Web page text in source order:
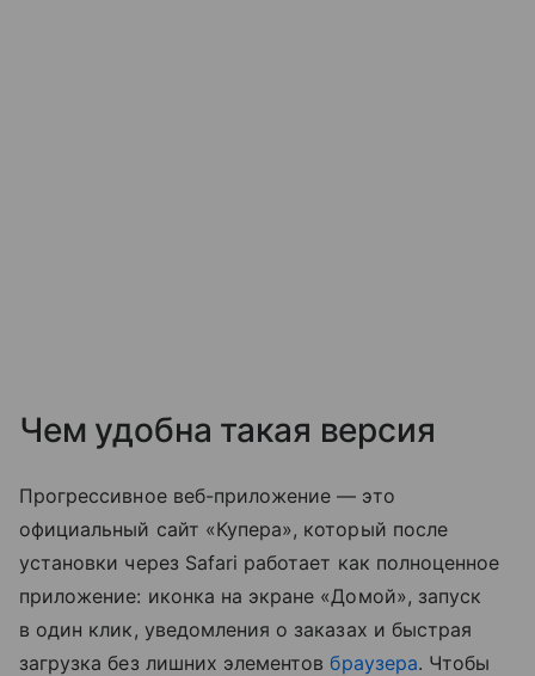
Чем удобна такая версия
Прогрессивное веб-приложение — это
официальный сайт «Купера», который после
установки через Safari работает как полноценное
приложение: иконка на экране «Домой», запуск
в один клик, уведомления о заказах и быстрая
загрузка без лишних элементовбраузера. Чтобы